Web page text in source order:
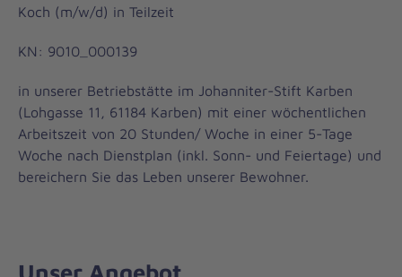
Koch (m/w/d) in Teilzeit
KN: 9010_000139
in unserer Betriebstätte im Johanniter-Stift Karben
(Lohgasse 11, 61184 Karben) mit einer wöchentlichen
Arbeitszeit von 20 Stunden/ Woche in einer 5-Tage
Woche nach Dienstplan (inkl. Sonn- und Feiertage) und
bereichern Sie das Leben unserer Bewohner.
Unser Angebot